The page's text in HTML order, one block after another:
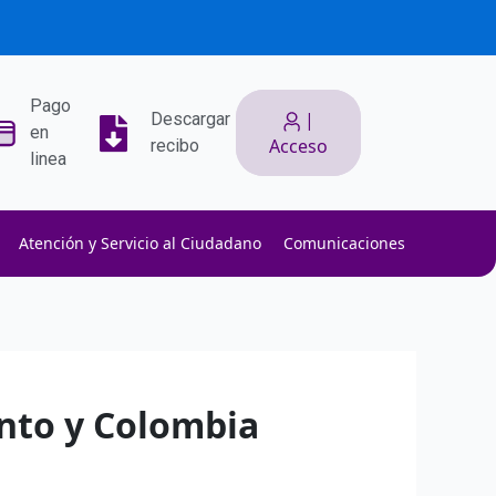
Pago
en
linea
Descargar
recibo
|
Acceso
Atención y Servicio al Ciudadano Comunicaciones
y Colombia